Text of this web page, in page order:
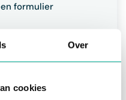
Over
cookies
formulier